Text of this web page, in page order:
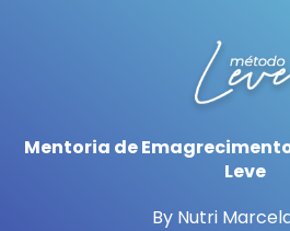
Mentoria de
Leve
By Nutri